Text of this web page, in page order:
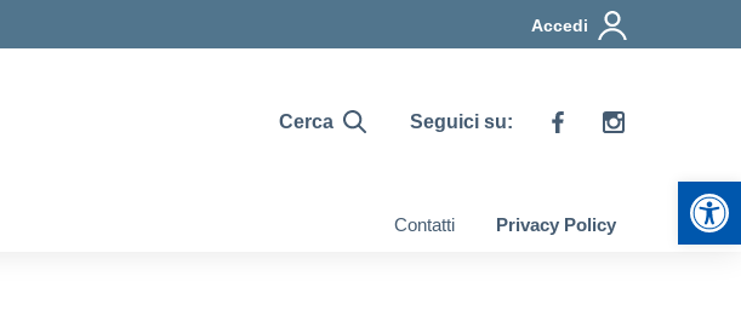
Accedi
Cerca Seguici su:
Contatti Privacy Policy